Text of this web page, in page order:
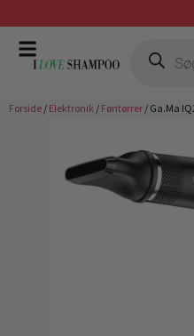
Gratis fragt ved køb over 399,-
Forside / Elektronik / Føntørrer / Ga.Ma